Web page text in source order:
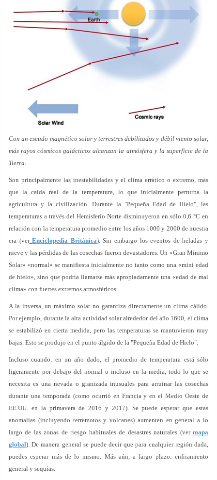
Con un escudo magnético solar y terrestres debilitados y débil viento solar,
más rayos cósmicos galácticos alcanzan la atmósfera y la superficie de la
Tierra.
Son principalmente las inestabilidades y el clima errático o extremo, más
que la caída real de la temperatura, lo que inicialmente perturba la
agricultura y la civilización. Durante la "Pequeña Edad de Hielo", las
temperaturas a través del Hemisferio Norte disminuyeron en sólo 0,6 °C en
relación con la temperatura promedio entre los años 1000 y 2000 de nuestra
era (ver Enciclopedia Británica). Sin embargo los eventos de heladas y
nieve y las pérdidas de las cosechas fueron devastadores. Un «Gran Mínimo
Solar» «normal» se manifiesta inicialmente no tanto como una «mini edad
de hielo», sino que podría llamarse más apropiadamente una «edad de mal
clima» con fuertes extremos atmosféricos.
A la inversa, un máximo solar no garantiza directamente un clima cálido.
Por ejemplo, durante la alta actividad solar alrededor del año 1600, el clima
se estabilizó en cierta medida, pero las temperaturas se mantuvieron muy
bajas. Esto se produjo en el punto álgido de la "Pequeña Edad de Hielo".
Incluso cuando, en un año dado, el promedio de temperatura está sólo
ligeramente por debajo del normal o incluso en la media, todo lo que se
necesita es una nevada o granizada inusuales para arruinar las cosechas
durante una temporada (como ocurrió en Francia y en el Medio Oeste de
EE.UU. en la primavera de 2016 y 2017). Se puede esperar que estas
anomalías (incluyendo terremotos y volcanes) aumenten en general a lo
largo de las zonas de riesgo habituales de desastres naturales (ver mapa
global). De manera general se puede decir que para cualquier región dada,
puedes esperar más de lo mismo. Más aún, a largo plazo: enfriamiento
general y sequías.